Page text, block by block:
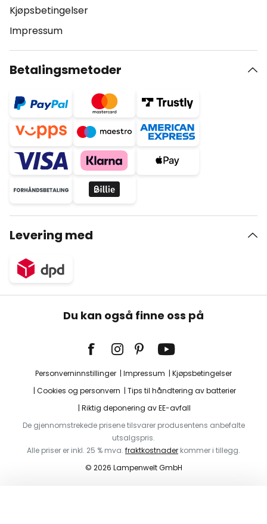
Kjøpsbetingelser
Impressum
Betalingsmetoder
Levering med
Du kan også finne oss på
Personverninnstillinger Impressum
Kjøpsbetingelser
Cookies og personvern
Tips til håndtering av batterier
Riktig deponering av EE-avfall
De gjennomstrekede prisene tilsvarer produsentens anbefalte
utsalgspris.
Alle priser er inkl. 25 % mva. fraktkostnader kommer i tillegg.
© 2026 Lampenwelt GmbH